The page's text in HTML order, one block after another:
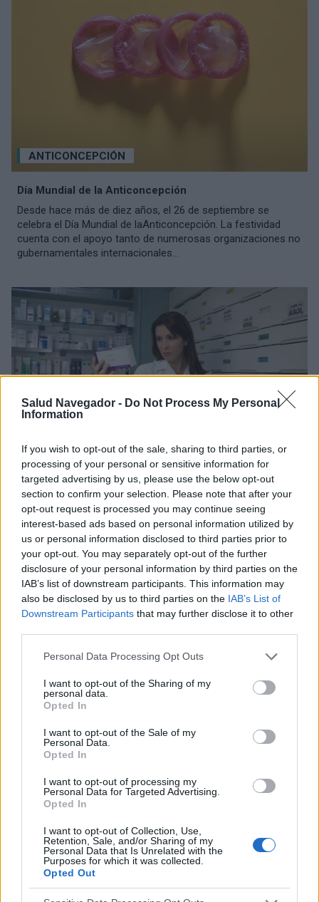
Salud Navegador - Do Not Process My Personal
Information
If you wish to opt-out of the sale, sharing to third parties, or
processing of your personal or sensitive information for
targeted advertising by us, please use the below opt-out
section to confirm your selection. Please note that after your
opt-out request is processed you may continue seeing
interest-based ads based on personal information utilized by
us or personal information disclosed to third parties prior to
your opt-out. You may separately opt-out of the further
disclosure of your personal information by third parties on the
IAB’s list of downstream participants. This information may
also be disclosed by us to third parties on the IAB’s List of
Downstream Participants that may further disclose it to other
Please note that this website/app uses one or more Google
not limited to your visit or usage behaviour. You may click to
grant or deny consent to Google and its third-party tags to
use your data for below specified purposes in below Google
consent section.
Personal Data Processing Opt Outs
I want to opt-out of the Sharing of my
personal data.
Opted In
I want to opt-out of the Sale of my
Personal Data.
Opted In
I want to opt-out of processing my
Personal Data for Targeted Advertising.
Opted In
I want to opt-out of Collection, Use,
Retention, Sale, and/or Sharing of my
Personal Data that Is Unrelated with the
Purposes for which it was collected.
Opted Out
ANTICONCEPCIÓN
Día Mundial de la Anticoncepción
Desde hace más de diez años, el 26 de septiembre se
celebra el Día Mundial de laAnticoncepción. La festividad
cuenta con el apoyo tanto de numerosas organizaciones no
gubernamentales internacionales...
ANTICONCEPCIÓN
Symonette retirado del mercado
Por decisión de la Inspección General Farmacéutica, se ha
interrumpido la distribución de otro medicamento.
ANTICONCEPCIÓN
Los efectos secundarios más comunes de la
anticoncepción hormonal
Muchas personas consideran que la píldora anticonceptiva
es un método anticonceptivo extremadamente eficaz. Sin
embargo, nada es gratis: las pacientes que las utilizan
pueden experimentar diversos...